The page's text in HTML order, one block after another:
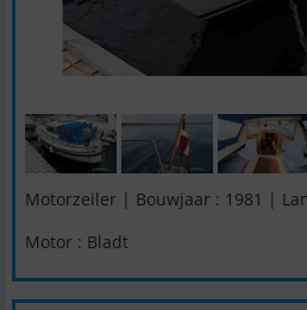
Motorzeiler | Bouwjaar : 1981 |
Motor : Bladt